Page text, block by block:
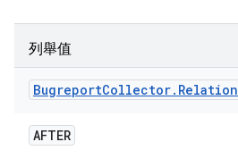
列舉值
BugreportCollector. Relation
AFTER